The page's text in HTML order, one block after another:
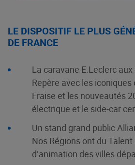
LE DISPOSITIF LE PLUS
DE FRANCE
La caravane E.Leclerc
Repère avec les
Fraise et les nouveautés
électrique et le side-car
Un stand grand public
Nos Régions ont du
d’animation des villes